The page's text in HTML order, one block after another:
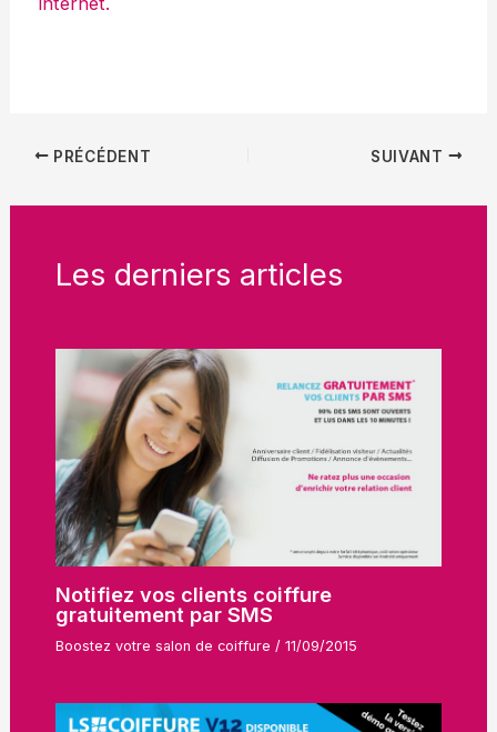
PRÉCÉDENT SUIVANT
Les derniers articles
Notifiez vos clients coiffure
gratuitement par SMS
Boostez votre salon de coiffure / 11/09/2015